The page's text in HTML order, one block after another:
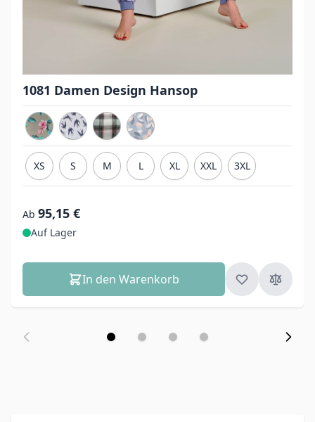
1081 Damen Design Hansop
XS S M L XL XXL 3XL
Ab 95,15 €
Auf Lager
In den Warenkorb